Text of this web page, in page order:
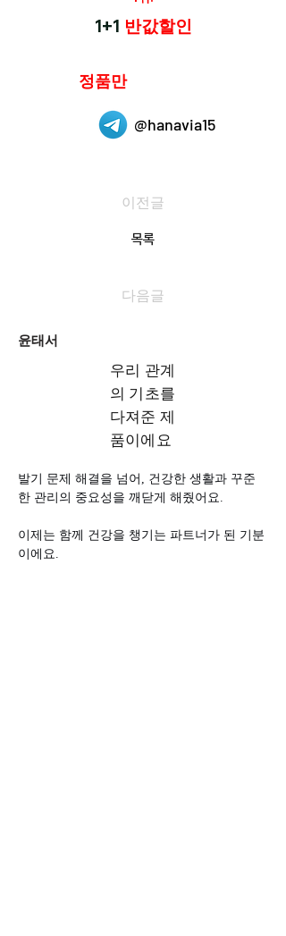
1+1 반값할인
정품만
@hanavia15
이전글
목록
다음글
윤태서
우리 관계
의 기초를
다져준 제
품이에요
발기 문제 해결을 넘어, 건강한 생활과 꾸준
한 관리의 중요성을 깨닫게 해줬어요.
이제는 함께 건강을 챙기는 파트너가 된 기분
이에요.